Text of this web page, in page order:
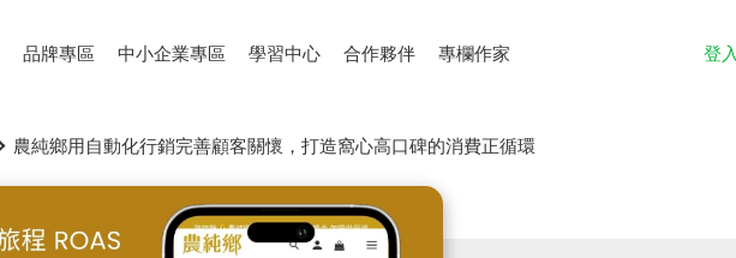
品牌專區 中小企業專區 學習中心 合作夥伴 專欄作家 登
農純鄉用自動化行銷完善顧客關懷，打造窩心高口碑的消費正循環